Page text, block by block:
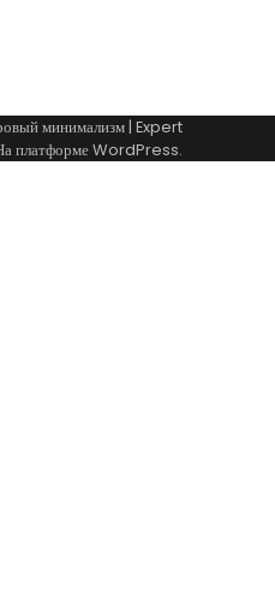
минимализм| Expert
платформеWordPress.